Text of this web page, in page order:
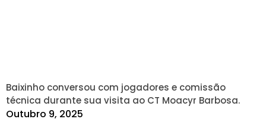
Baixinho conversou com jogadores e comissão
técnica durante sua visita ao CT Moacyr Barbosa.
Outubro 9, 2025